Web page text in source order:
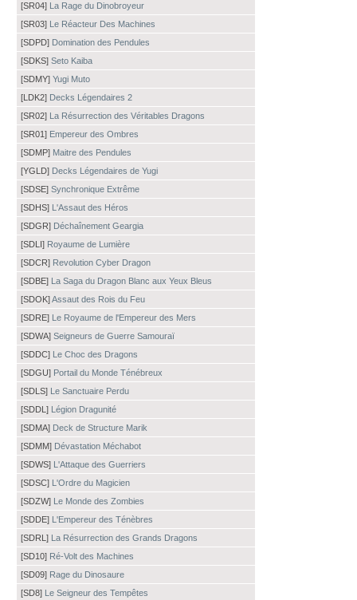
[SR04] La Rage du Dinobroyeur
[SR03] Le Réacteur Des Machines
[SDPD] Domination des Pendules
[SDKS] Seto Kaiba
[SDMY] Yugi Muto
[LDK2] Decks Légendaires 2
[SR02] La Résurrection des Véritables Dragons
[SR01] Empereur des Ombres
[SDMP] Maitre des Pendules
[YGLD] Decks Légendaires de Yugi
[SDSE] Synchronique Extrême
[SDHS] L'Assaut des Héros
[SDGR] Déchaînement Geargia
[SDLI] Royaume de Lumière
[SDCR] Revolution Cyber Dragon
[SDBE] La Saga du Dragon Blanc aux Yeux Bleus
[SDOK]Assaut des Rois du Feu
[SDRE] Le Royaume de l'Empereur des Mers
[SDWA] Seigneurs de Guerre Samouraï
[SDDC] Le Choc des Dragons
[SDGU] Portail du Monde Ténébreux
[SDLS] Le Sanctuaire Perdu
[SDDL] Légion Dragunité
[SDMA] Deck de Structure Marik
[SDMM] Dévastation Méchabot
[SDWS] L'Attaque des Guerriers
[SDSC] L'Ordre du Magicien
[SDZW] Le Monde des Zombies
[SDDE] L'Empereur des Ténèbres
[SDRL] La Résurrection des Grands Dragons
[SD10] Ré-Volt des Machines
[SD09] Rage du Dinosaure
[SD8] Le Seigneur des Tempêtes